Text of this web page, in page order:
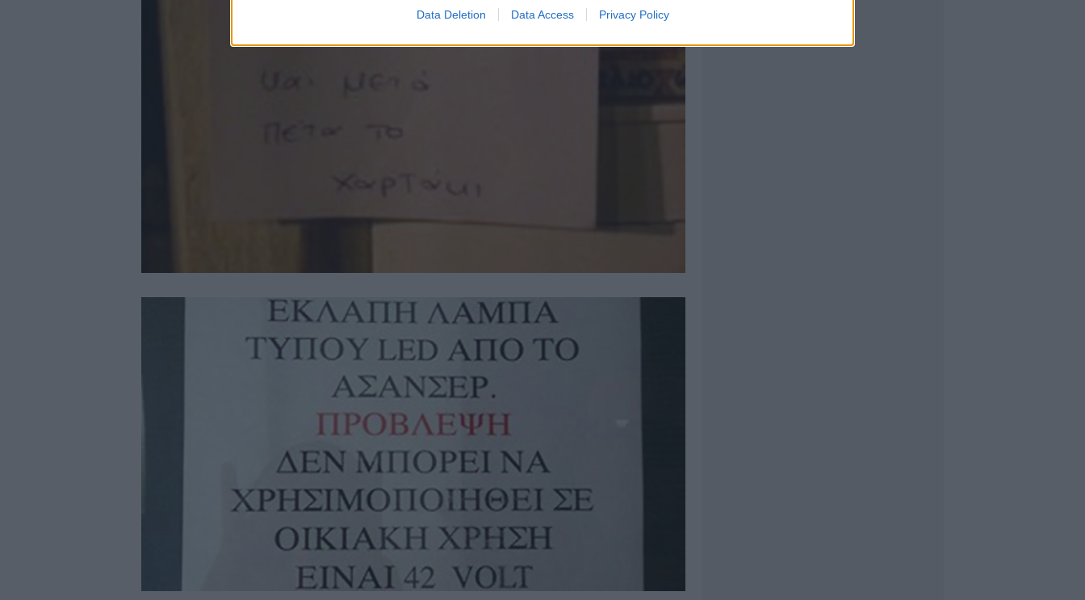
Data Deletion Data Access Privacy Policy